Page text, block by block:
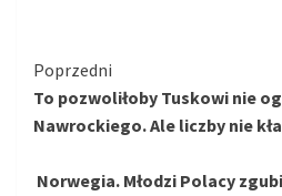
Kontynuuj
czytanie
Poprzedni
To pozwoliłoby Tuskowi nie
Nawrockiego. Ale liczby nie
Norwegia. Młodzi Polacy